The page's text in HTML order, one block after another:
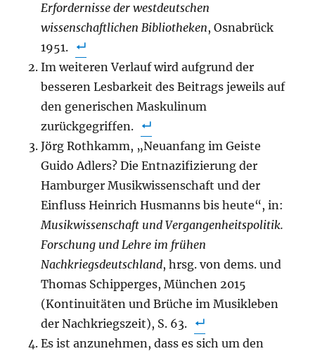
Erfordernisse der westdeutschen
wissenschaftlichen Bibliotheken, Osnabrück
1951.
Im weiteren Verlauf wird aufgrund der
besseren Lesbarkeit des Beitrags jeweils auf
den generischen Maskulinum
zurückgegriffen.
Jörg Rothkamm, „Neuanfang im Geiste
Guido Adlers? Die Entnazifizierung der
Hamburger Musikwissenschaft und der
Einfluss Heinrich Husmanns bis heute“, in:
Musikwissenschaft und Vergangenheitspolitik.
Forschung und Lehre im frühen
Nachkriegsdeutschland, hrsg. von dems. und
Thomas Schipperges, München 2015
(Kontinuitäten und Brüche im Musikleben
der Nachkriegszeit), S. 63.
Es ist anzunehmen, dass es sich um den